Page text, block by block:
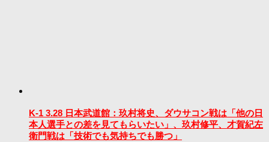
K-1 3.28 日本武道館：玖村将史、ダウサコン戦は「他の日
本人選手との差を見てもらいたい」、玖村修平、才賀紀左
衛門戦は「技術でも気持ちでも勝つ」